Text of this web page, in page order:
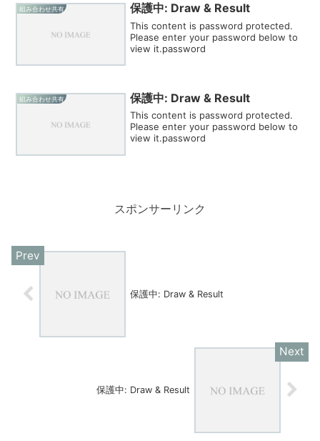
組み合わせ共有 保護中: Draw & Result
This content is password protected.
Please enter your password below to
view it.password
組み合わせ共有 保護中: Draw & Result
This content is password protected.
Please enter your password below to
view it.password
スポンサーリンク
保護中: Draw & Result
保護中: Draw & Result